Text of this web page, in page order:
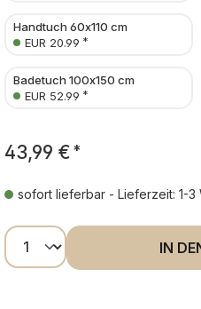
Handtuch 60x110 cm
EUR 20.99 *
Badetuch 100x150 cm
EUR 52.99 *
43,99 € *
sofort lieferbar - Lieferzeit: 1-3
Produkt Anzahl: IN